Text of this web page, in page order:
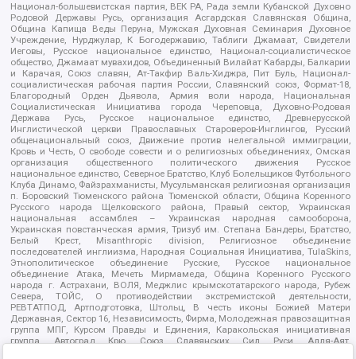
Национал-большевистская партия, ВЕК РА, Рада земли Кубанской Духовно
Родовой Державы Русь, организация Асгардская Славянская Община,
Община Капища Веды Перуна, Мужская Духовная Семинария Духовное
Учреждение, Нурджулар, К Богодержавию, Таблиги Джамаат, Свидетели
Иеговы, Русское национальное единство, Национал-социалистическое
общество, Джамаат мувахидов, Объединенный Вилайат Кабарды, Балкарии
и Карачая, Союз славян, Ат-Такфир Валь-Хиджра, Пит Буль, Национал-
социалистическая рабочая партия России, Славянский союз, Формат-18,
Благородный Орден Дьявола, Армия воли народа, Национальная
Социалистическая Инициатива города Череповца, Духовно-Родовая
Держава Русь, Русское национальное единство, Древнерусской
Инглистической церкви Православных Староверов-Инглингов, Русский
общенациональный союз, Движение против нелегальной иммиграции,
Кровь и Честь, О свободе совести и о религиозных объединениях, Омская
организация общественного политического движения Русское
национальное единство, Северное Братство, Клуб Болельщиков Футбольного
Клуба Динамо, Файзрахманисты, Мусульманская религиозная организация
п. Боровский Тюменского района Тюменской области, Община Коренного
Русского народа Щелковского района, Правый сектор, Украинская
национальная ассамблея – Украинская народная самооборона,
Украинская повстанческая армия, Тризуб им. Степана Бандеры, Братство,
Белый Крест, Misanthropic division, Религиозное объединение
последователей инглиизма, Народная Социальная Инициатива, TulaSkins,
Этнополитическое объединение Русские, Русское национальное
объединение Атака, Мечеть Мирмамеда, Община Коренного Русского
народа г. Астрахани, ВОЛЯ, Меджлис крымскотатарского народа, Рубеж
Севера, ТОЙС, О противодействии экстремистской деятельности,
РЕВТАТПОД, Артподготовка, Штольц, В честь иконы Божией Матери
Державная, Сектор 16, Независимость, Фирма, Молодежная правозащитная
группа МПГ, Курсом Правды и Единения, Каракольская инициативная
группа, Автоград Крю, Союз Славянских Сил Руси, Алля-Аят,